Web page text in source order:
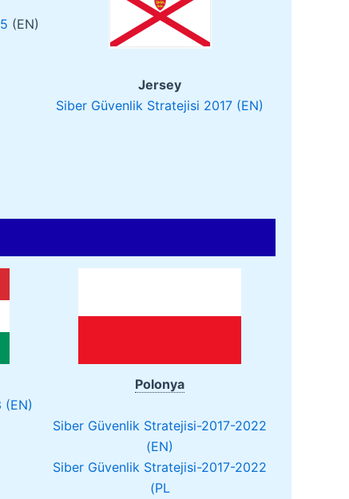
(EN)
Jersey
Siber Güvenlik Stratejisi 2017 (EN)
(EN)
Polonya
Siber Güvenlik Stratejisi-2017-2022
(EN)
Siber Güvenlik Stratejisi-2017-2022
(PL